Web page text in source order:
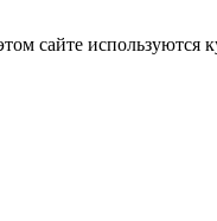
сайте используются